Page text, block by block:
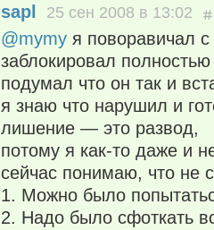
sapl 25 сен 2008 в 13:02
@mymy я поворавичал
заблокировал
подумал что он так и
я знаю что нарушил и
лишение — это развод,
потому я как-то даже и
сейчас понимаю, что не
1. Можно было
2. Надо было сфоткать